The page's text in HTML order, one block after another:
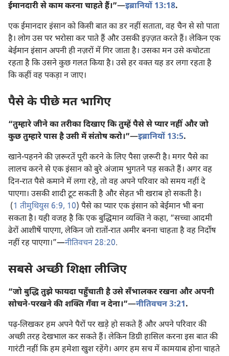
ईमानदारी से काम करना चाहते हैं।”​—इब्रानियों 13:18.
एक ईमानदार इंसान को किसी बात का डर नहीं सताता, वह चैन से सो पाता
है। लोग उस पर भरोसा कर पाते हैं और उसकी इज़्ज़त करते हैं। लेकिन एक
बेईमान इंसान अपनी ही नज़रों में गिर जाता है। उसका मन उसे कचोटता
रहता है कि उसने कुछ गलत किया है। उसे हर वक्‍त यह डर लगा रहता है
कि कहीं वह पकड़ा न जाए।
पैसे के पीछे मत भागिए
“तुम्हारे जीने का तरीका दिखाए कि तुम्हें पैसे से प्यार नहीं और जो
कुछ तुम्हारे पास है उसी में संतोष करो।”​—इब्रानियों 13:5.
खाने-पहनने की ज़रूरतें पूरी करने के लिए पैसा ज़रूरी है। मगर पैसे का
लालच करने से एक इंसान को बुरे अंजाम भुगतने पड़ सकते हैं। अगर वह
दिन-रात पैसे कमाने में लगा रहे, तो वह अपने परिवार को समय नहीं दे
पाएगा। उसकी शादी टूट सकती है और सेहत भी खराब हो सकती है।
(1 तीमुथियुस 6:9, 10) पैसे का प्यार एक इंसान को बेईमान भी बना
सकता है। यही वजह है कि एक बुद्धिमान व्यक्‍ति ने कहा, “सच्चा आदमी
ढेरों आशीषें पाएगा, लेकिन जो रातों-रात अमीर बनना चाहता है वह निर्दोष
नहीं रह पाएगा।”​—नीतिवचन 28:20.
सबसे अच्छी शिक्षा लीजिए
“जो बुद्धि तुझे फायदा पहुँचाती है उसे सँभालकर रखना और अपनी
सोचने-परखने की शक्‍ति गँवा न देना।”​—नीतिवचन 3:21.
पढ़-लिखकर हम अपने पैरों पर खड़े हो सकते हैं और अपने परिवार की
अच्छी तरह देखभाल कर सकते हैं। लेकिन डिग्री हासिल करना इस बात की
गारंटी नहीं कि हम हमेशा खुश रहेंगे। अगर हम सच में कामयाब होना चाहते